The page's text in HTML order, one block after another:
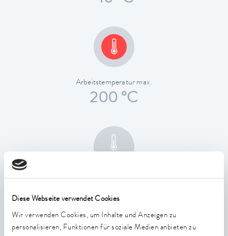
Diese Webseite verwendet Cookies
Wir verwenden Cookies, um Inhalte und Anzeigen zu
personalisieren, Funktionen für soziale Medien anbieten zu
Arbeitstemperatur max.
200 °C
0,01 ± K